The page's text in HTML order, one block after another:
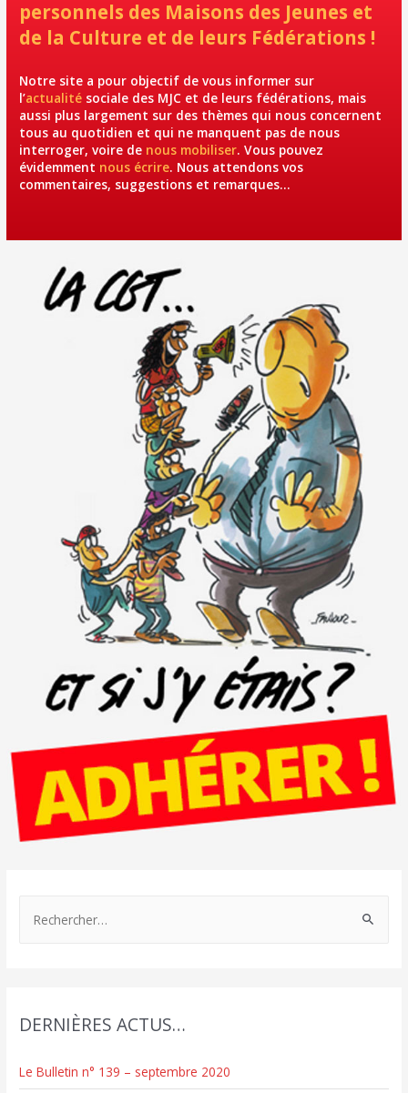
personnels des Maisons des Jeunes et
de la Culture et de leurs Fédérations !
Notre site a pour objectif de vous informer sur
l’actualité sociale des MJC et de leurs fédérations, mais
aussi plus largement sur des thèmes qui nous concernent
tous au quotidien et qui ne manquent pas de nous
interroger, voire de nous mobiliser. Vous pouvez
évidemment nous écrire. Nous attendons vos
commentaires, suggestions et remarques…
r
h
DERNIÈRES ACTUS…
Le Bulletin n° 139 – septembre 2020